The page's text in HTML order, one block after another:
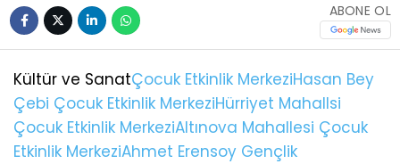
ABONE OL
Kültür ve SanatÇocuk Etkinlik MerkeziHasan Bey
Çebi Çocuk Etkinlik MerkeziHürriyet Mahallsi
Çocuk Etkinlik MerkeziAltınova Mahallesi Çocuk
Etkinlik MerkeziAhmet Erensoy Gençlik